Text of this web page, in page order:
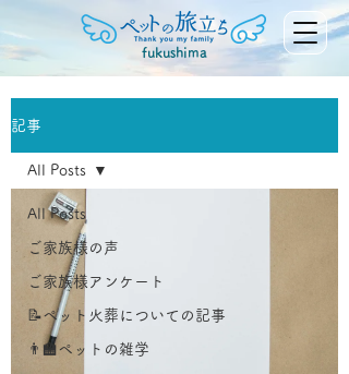
fukushima
記事
All Posts
ご家族様の声
ご家族様アンケート
📝ペット火葬についての記事
👨‍🏫ペットの雑学
All Posts